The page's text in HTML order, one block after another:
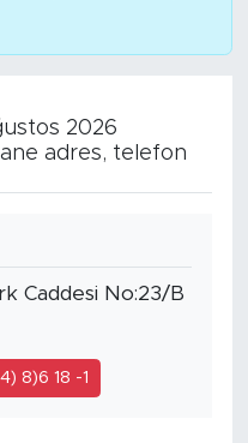
2026
adres, telefon
Caddesi No:23/B
8)6 18 -1